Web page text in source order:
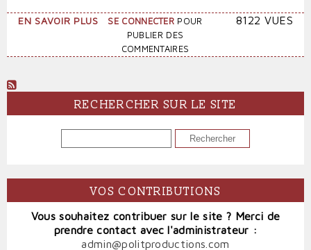
EN SAVOIR PLUS SUR
MATÉRIALISME
SPÉCULATIF
ET
DE
LA
LA
PRATIQUE
(MARX,
ALTHUSSER)
SE CONNECTER POUR
PUBLIER DES
COMMENTAIRES
8122 VUES
RECHERCHER SUR LE SITE
RECHERCHER
VOS CONTRIBUTIONS
Vous souhaitez contribuer sur le site ? Merci de
prendre contact avec l'administrateur :
admin@politproductions.com